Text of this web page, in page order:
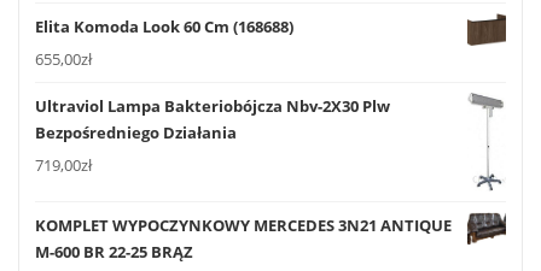
Elita Komoda Look 60 Cm (168688)
655,00zł
Ultraviol Lampa Bakteriobójcza Nbv-2X30 Plw
Bezpośredniego Działania
719,00zł
KOMPLET WYPOCZYNKOWY MERCEDES 3N21 ANTIQUE
M-600 BR 22-25 BRĄZ